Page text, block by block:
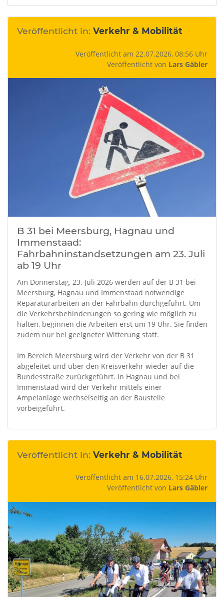
Veröffentlicht in: Verkehr & Mobilität
Veröffentlicht am 22.07.2026, 08:56 Uhr
Veröffentlicht von Lars Gäbler
B 31 bei Meersburg, Hagnau und
Immenstaad:
Fahrbahninstandsetzungen am 23. Juli
ab 19 Uhr
Am Donnerstag, 23. Juli 2026 werden auf der B 31 bei
Meersburg, Hagnau und Immenstaad notwendige
Reparaturarbeiten an der Fahrbahn durchgeführt. Um
die Verkehrsbehinderungen so gering wie möglich zu
halten, beginnen die Arbeiten erst um 19 Uhr. Sie finden
zudem nur bei geeigneter Witterung statt.
Im Bereich Meersburg wird der Verkehr von der B 31
abgeleitet und über den Kreisverkehr wieder auf die
Bundesstraße zurückgeführt. In Hagnau und bei
Immenstaad wird der Verkehr mittels einer
Ampelanlage wechselseitig an der Baustelle
vorbeigeführt.
Veröffentlicht in: Verkehr & Mobilität
Veröffentlicht am 16.07.2026, 15:24 Uhr
Veröffentlicht von Lars Gäbler